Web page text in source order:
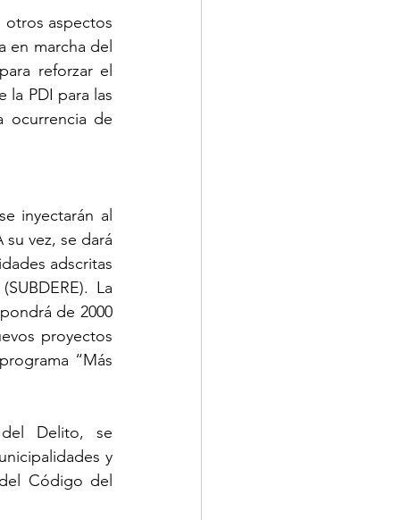
aspectos
en marcha del
reforzar el
la PDI para las
ocurrencia de
inyectarán al
vez, se dará
adscritas
La
de 2000
proyectos
“Más
Delito, se
y
Código del